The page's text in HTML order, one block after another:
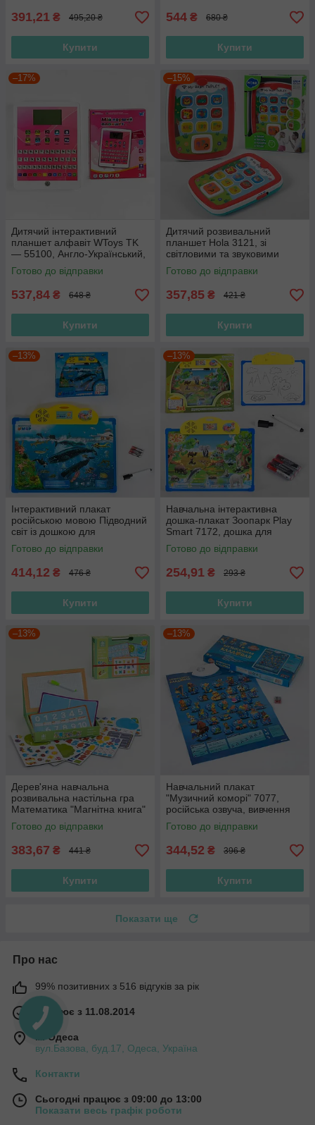
391,21 ₴ 495,20 ₴
Купити
544 ₴ 680 ₴
Купити
–17%
Дитячий інтерактивний
планшет алфавіт WToys TK
— 55100, Англо-Український,
10 режимів, загадки, казки,
пісні
Готово до відправки
537,84 ₴ 648 ₴
Купити
–15%
Дитячий розвивальний
планшет Hola 3121, зі
світловими та звуковими
ефектами, англійська озвуча
Готово до відправки
357,85 ₴ 421 ₴
Купити
–13%
Інтерактивний плакат
російською мовою Підводний
світ із дошкою для
малювання та маркером
7281
Готово до відправки
414,12 ₴ 476 ₴
Купити
–13%
Навчальна інтерактивна
дошка-плакат Зоопарк Play
Smart 7172, дошка для
малювання, Російська озвуча
Готово до відправки
254,91 ₴ 293 ₴
Купити
–13%
Дерев'яна навчальна
розвивальна настільна гра
Математика "Магнітна книга"
C 39986 маркер на водній
основі
Готово до відправки
383,67 ₴ 441 ₴
Купити
–13%
Навчальний плакат
"Музичний коморі" 7077,
російська озвуча, вивчення
музичних інструментів
Готово до відправки
344,52 ₴ 396 ₴
Купити
Показати ще
Про нас
99% позитивних з 516 відгуків за рік
Працює з 11.08.2014
м. Одеса
вул.Базова, буд.17, Одеса, Україна
Контакти
Сьогодні працює з 09:00 до 13:00
Показати весь графік роботи